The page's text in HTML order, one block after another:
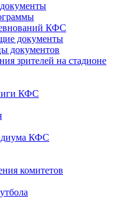
КФС
документы
документов
зрителей на стадионе
КФС
КФС
комитетов